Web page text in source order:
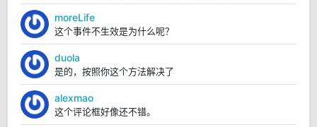
moreLife
这个事件不生效是为什么呢？
duola
是的，按照你这个方法解决了
alexmao
这个评论框好像还不错。